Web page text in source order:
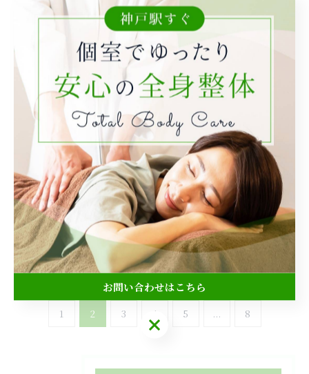
整体を活用した健康法で自然治癒力を高
め慢性症状の根本改善を目指す方法
2026/04/07
整体で心と体の繋がりを感じる兵庫県神
戸市中央区神戸市灘区女性のためのメン
テナンス法
2026/03/31
整体による浄化の効果と安全性を女性目
線で徹底解説
2026/03/24
1 2 3 4 5 ... 8
お問い合わせはこちら
お問い合わせはこちら